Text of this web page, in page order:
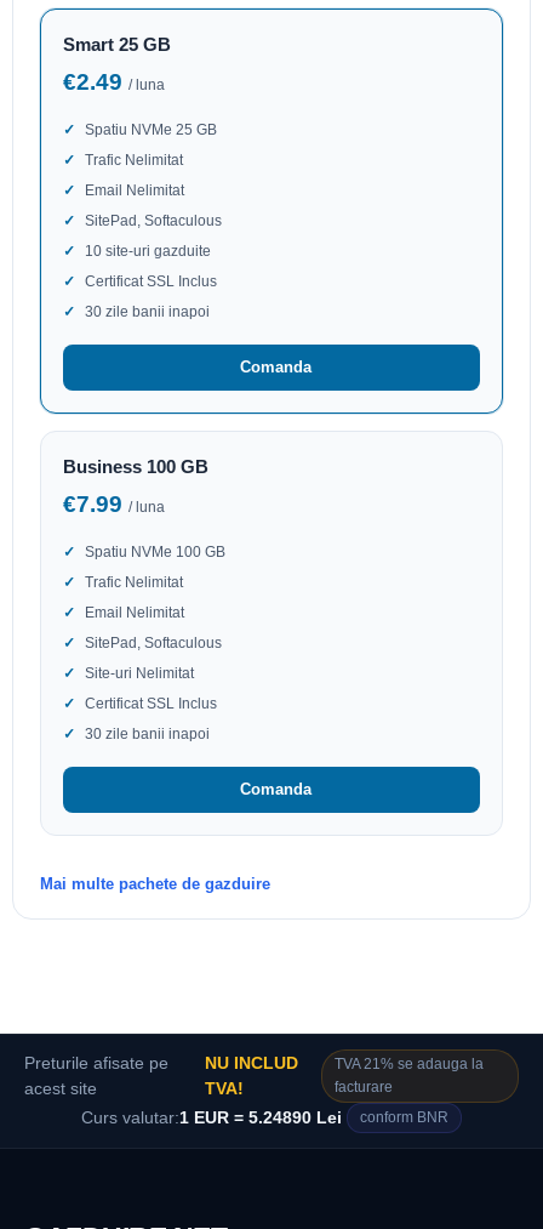
Smart 25 GB
€2.49 / luna
Spatiu NVMe 25 GB
Trafic Nelimitat
Email Nelimitat
SitePad, Softaculous
10 site-uri gazduite
Certificat SSL Inclus
30 zile banii inapoi
Comanda
Business 100 GB
€7.99 / luna
Spatiu NVMe 100 GB
Trafic Nelimitat
Email Nelimitat
SitePad, Softaculous
Site-uri Nelimitat
Certificat SSL Inclus
30 zile banii inapoi
Comanda
Mai multe pachete de gazduire
Preturile afisate pe
acest site
NU INCLUD
TVA!
TVA 21% se adauga la
facturare
Curs valutar:1 EUR = 5.24890 Lei conform BNR